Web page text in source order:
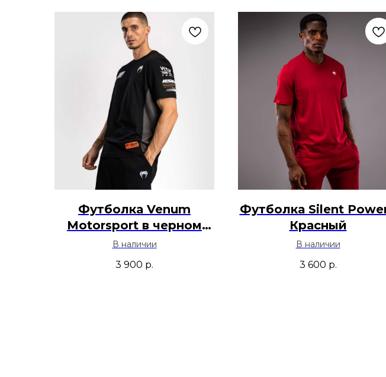
Футболка Venum
Motorsport в черном
цвете
В наличии
3 900 р.
Футболка Silent
Красный
В наличии
3 600 р.